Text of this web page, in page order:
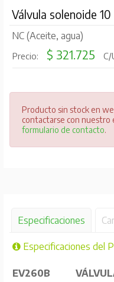
Válvula solenoide
NC (Aceite, agua)
Precio: $ 321.725 C/
Producto sin stock en
contactarse con nuestro
formulario de contacto.
Especificaciones
Especificaciones del
EV260B